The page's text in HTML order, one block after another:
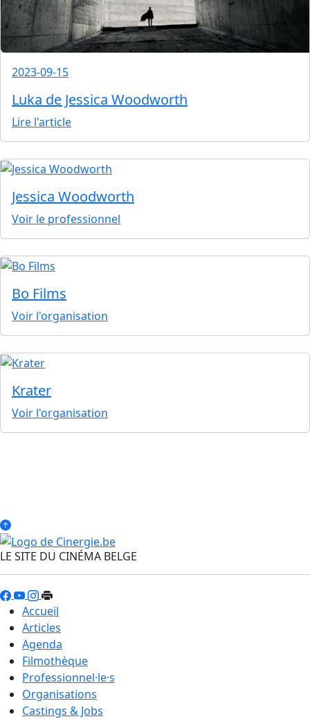
2023-09-15
Luka de Jessica Woodworth
Lire l'article
Jessica Woodworth
Voir le professionnel
Bo Films
Voir l'organisation
Krater
Voir l'organisation
LE SITE DU CINÉMA BELGE
Accueil
Articles
Agenda
Filmothèque
Professionnel·le·s
Organisations
Castings & Jobs